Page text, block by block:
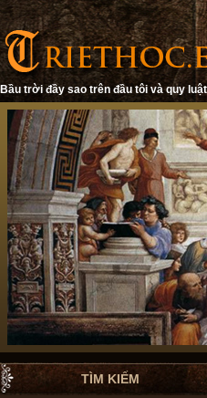
Bầu trời đầy sao trên đầu tôi và quy
TÌM KIẾM